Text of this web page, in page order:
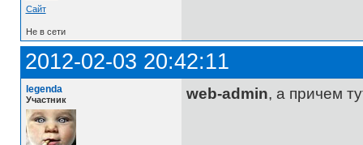
Сайт
Не в сети
2012-02-03 20:42:11
legenda
Участник web-admin, а причем